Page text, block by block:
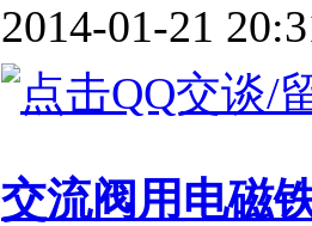
2014-01-21
交流阀用电磁